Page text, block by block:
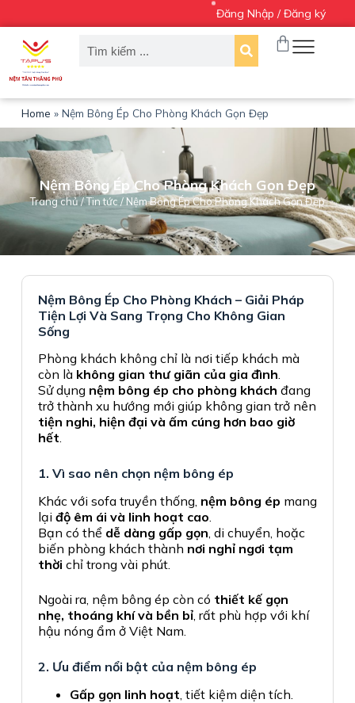
h
y
ể
n
đ
ế
n
p
ầ
n
n
ộ
i
Đăng Nhập / Đăng ký
Home » Nệm Bông Ép Cho Phòng Khách Gọn Đẹp
Nệm Bông Ép Cho Phòng Khách Gọn Đẹp
Trang chủ/Tin tức / Nệm Bông Ép Cho Phòng Khách Gọn Đẹp
Nệm Bông Ép Cho Phòng Khách – Giải Pháp
Tiện Lợi Và Sang Trọng Cho Không Gian
Sống
Phòng khách không chỉ là nơi tiếp khách mà
còn là không gian thư giãn của gia đình.
Sử dụng nệm bông ép cho phòng khách đang
trở thành xu hướng mới giúp không gian trở nên
tiện nghi, hiện đại và ấm cúng hơn bao giờ
hết.
1. Vì sao nên chọn nệm bông ép
Khác với sofa truyền thống, nệm bông ép mang
lại độ êm ái và linh hoạt cao.
Bạn có thể dễ dàng gấp gọn, di chuyển, hoặc
biến phòng khách thành nơi nghỉ ngơi tạm
thời chỉ trong vài phút.
Ngoài ra, nệm bông ép còn có thiết kế gọn
nhẹ, thoáng khí và bền bỉ, rất phù hợp với khí
hậu nóng ẩm ở Việt Nam.
2. Ưu điểm nổi bật của nệm bông ép
Gấp gọn linh hoạt , tiết kiệm diện tích.